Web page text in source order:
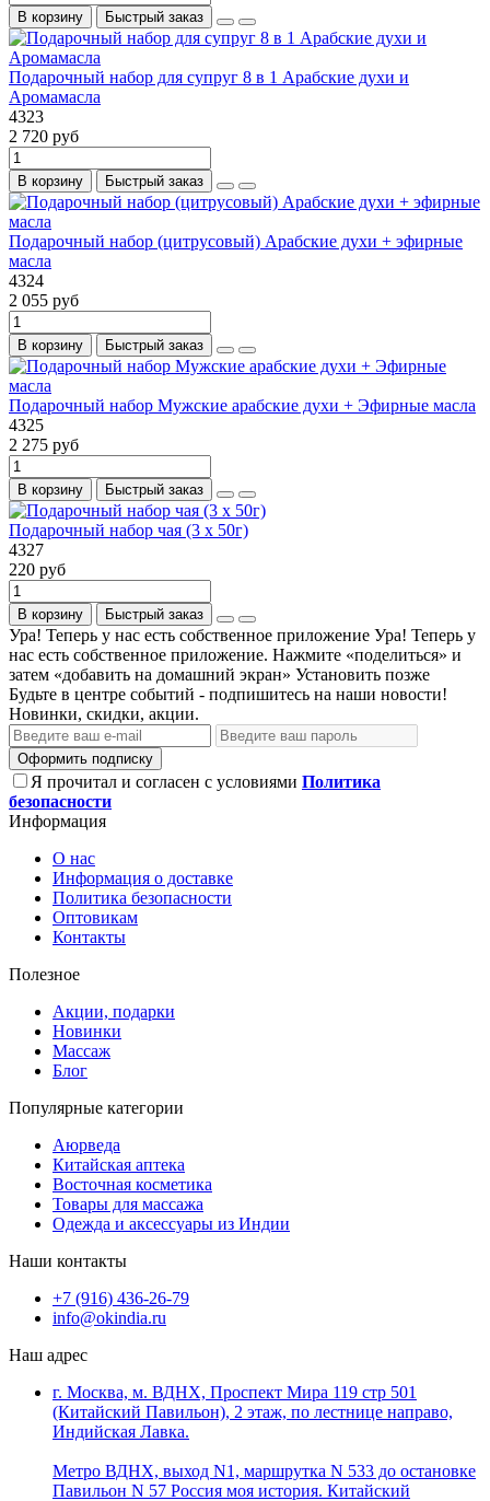
В корзину Быстрый заказ
Подарочный набор для супруг 8 в 1 Арабские духи и
Аромамасла
4323
2 720 руб
В корзину Быстрый заказ
Подарочный набор (цитрусовый) Арабские духи + эфирные
масла
4324
2 055 руб
В корзину Быстрый заказ
Подарочный набор Мужские арабские духи + Эфирные масла
4325
2 275 руб
В корзину Быстрый заказ
Подарочный набор чая (3 х 50г)
4327
220 руб
В корзину Быстрый заказ
Ура! Теперь у нас есть собственное приложение Ура! Теперь у
нас есть собственное приложение. Нажмите «поделиться» и
затем «добавить на домашний экран» Установить позже
Будьте в центре событий - подпишитесь на наши новости!
Новинки, скидки, акции.
Оформить подписку
Я прочитал и согласен с условиями Политика
безопасности
Информация
О нас
Информация о доставке
Политика безопасности
Оптовикам
Контакты
Полезное
Акции, подарки
Новинки
Массаж
Блог
Популярные категории
Аюрведа
Китайская аптека
Восточная косметика
Товары для массажа
Одежда и аксессуары из Индии
Наши контакты
+7 (916) 436-26-79
info@okindia.ru
Наш адрес
г. Москва, м. ВДНХ, Проспект Мира 119 стр 501
(Китайский Павильон), 2 этаж, по лестнице направо,
Индийская Лавка.
Метро ВДНХ, выход N1, маршрутка N 533 до остановке
Павильон N 57 Россия моя история. Китайский